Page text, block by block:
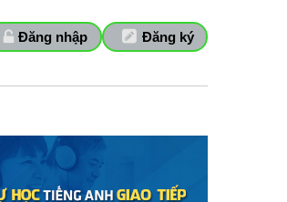
Đăng ký
Đăng nhập